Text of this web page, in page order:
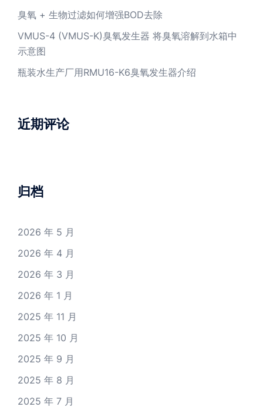
臭氧 + 生物过滤如何增强BOD去除
VMUS-4 (VMUS-K)臭氧发生器 将臭氧溶解到水箱中
示意图
瓶装水生产厂用RMU16-K6臭氧发生器介绍
近期评论
归档
2026 年 5 月
2026 年 4 月
2026 年 3 月
2026 年 1 月
2025 年 11 月
2025 年 10 月
2025 年 9 月
2025 年 8 月
2025 年 7 月